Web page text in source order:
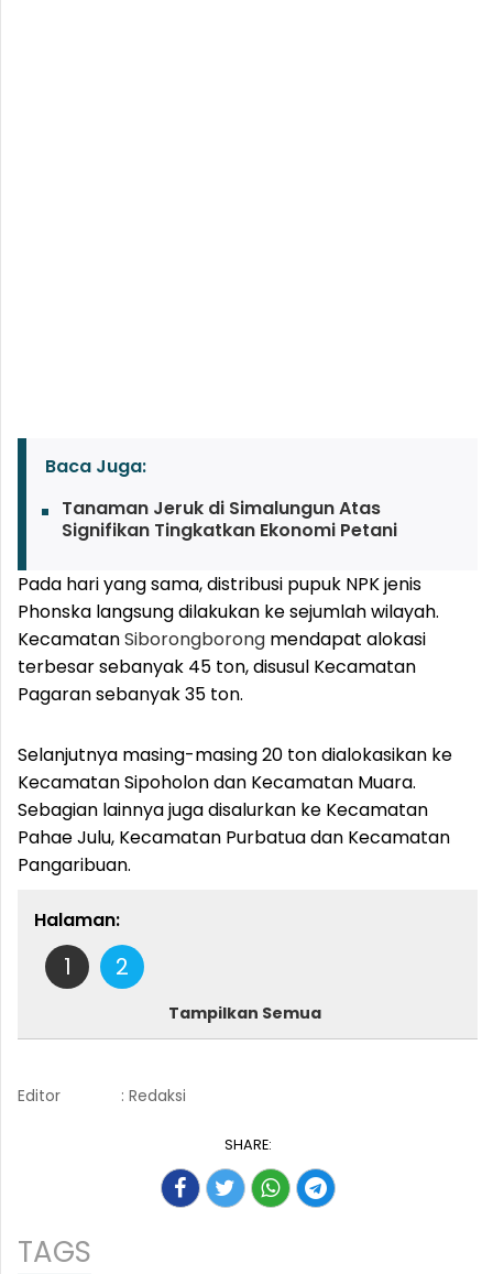
Baca Juga:
Tanaman Jeruk di Simalungun Atas
Signifikan Tingkatkan Ekonomi Petani
Pada hari yang sama, distribusi pupuk NPK jenis
Phonska langsung dilakukan ke sejumlah wilayah.
KecamatanSiborongborong mendapat alokasi
terbesar sebanyak 45 ton, disusul Kecamatan
Pagaran sebanyak 35 ton.
Selanjutnya masing-masing 20 ton dialokasikan ke
Kecamatan Sipoholon dan Kecamatan Muara.
Sebagian lainnya juga disalurkan ke Kecamatan
Pahae Julu, Kecamatan Purbatua dan Kecamatan
Pangaribuan.
Halaman:
1 2
Tampilkan Semua
Editor : Redaksi
SHARE:
TAGS